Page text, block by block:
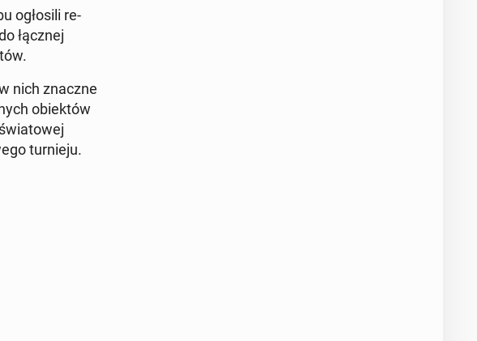
ogło­si­li re­
łącznej
nich znaczne
obiek­tów
tur­nie­ju.